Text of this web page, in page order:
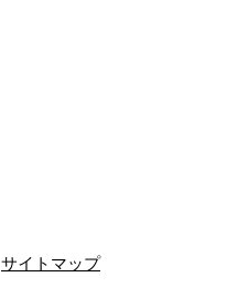
サイトマップ